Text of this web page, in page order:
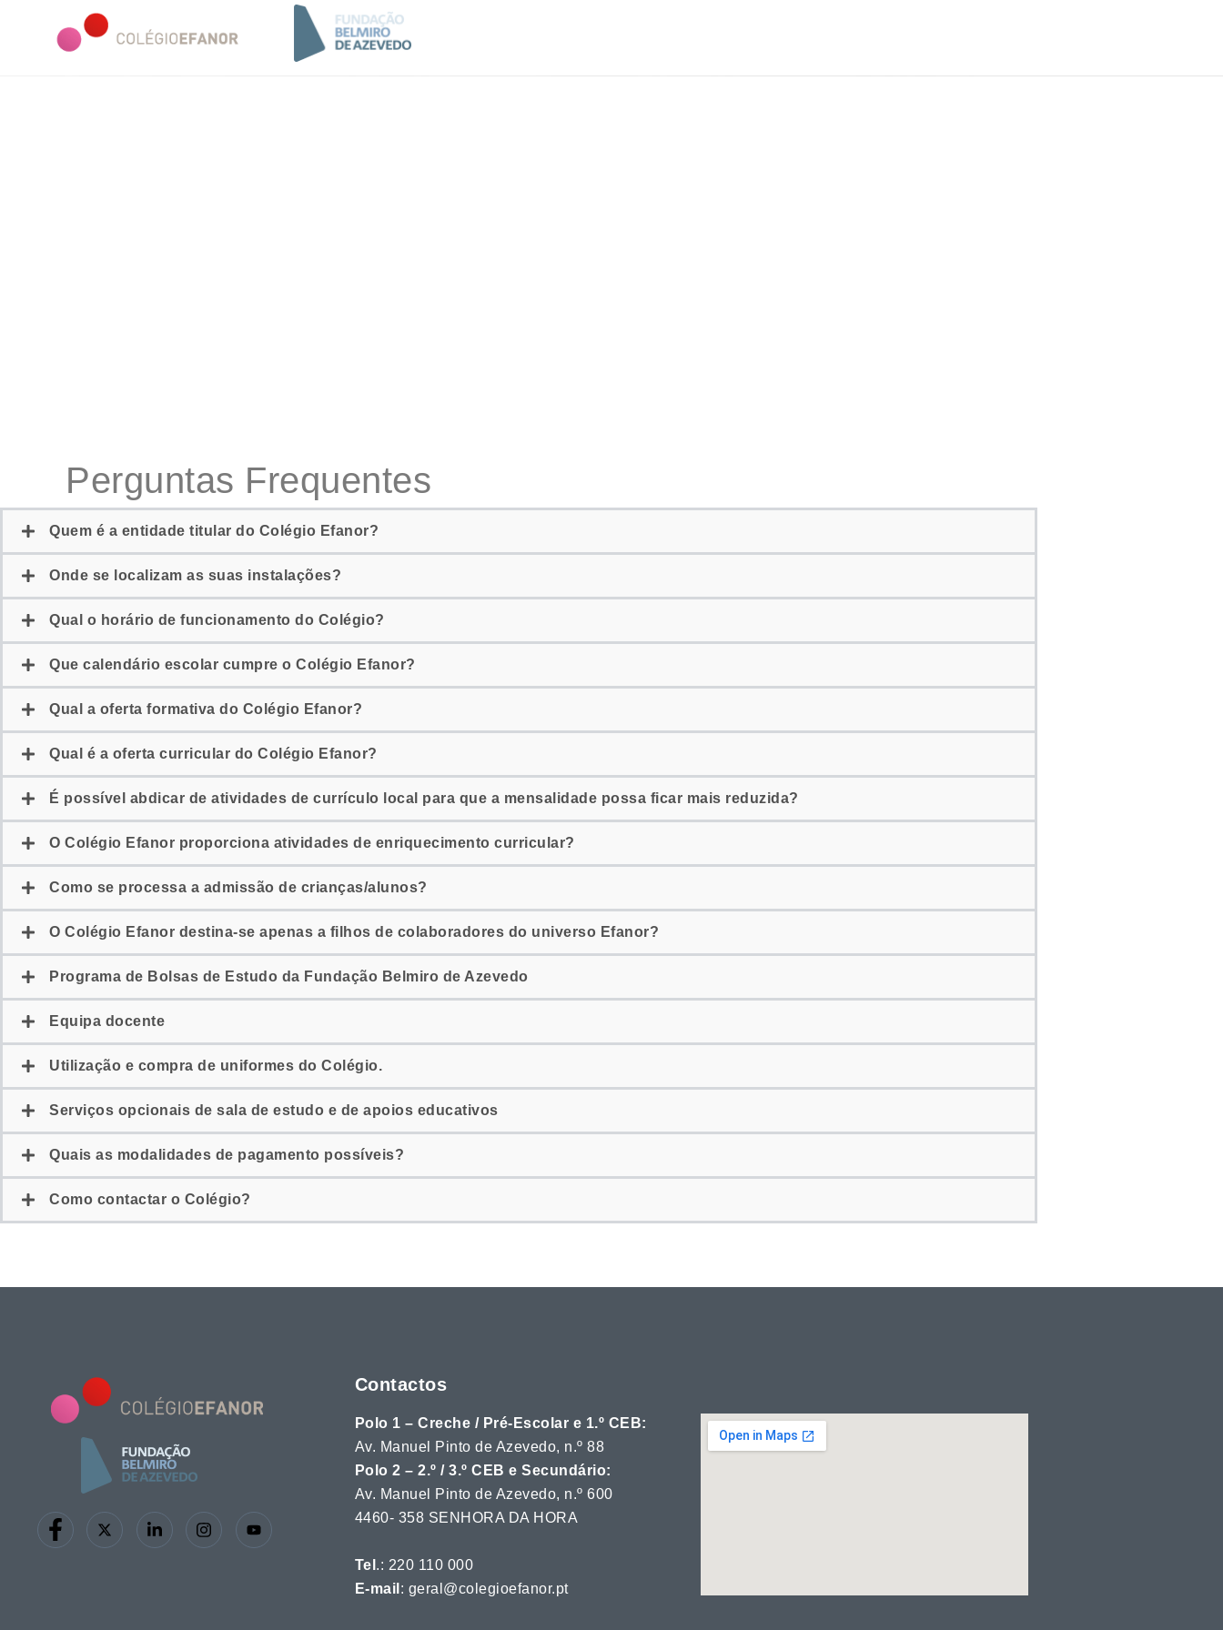
Perguntas Frequentes
Quem é a entidade titular do Colégio Efanor?
Onde se localizam as suas instalações?
Qual o horário de funcionamento do Colégio?
Que calendário escolar cumpre o Colégio Efanor?
Qual a oferta formativa do Colégio Efanor?
Qual é a oferta curricular do Colégio Efanor?
É possível abdicar de atividades de currículo local para que a mensalidade possa ficar mais reduzida?
O Colégio Efanor proporciona atividades de enriquecimento curricular?
Como se processa a admissão de crianças/alunos?
O Colégio Efanor destina-se apenas a filhos de colaboradores do universo Efanor?
Programa de Bolsas de Estudo da Fundação Belmiro de Azevedo
Equipa docente
Utilização e compra de uniformes do Colégio.
Serviços opcionais de sala de estudo e de apoios educativos
Quais as modalidades de pagamento possíveis?
Como contactar o Colégio?
Contactos
Polo 1 – Creche / Pré-Escolar e 1.º CEB:
Av. Manuel Pinto de Azevedo, n.º 88
Polo 2 – 2.º / 3.º CEB e Secundário:
Av. Manuel Pinto de Azevedo, n.º 600
4460- 358 SENHORA DA HORA
Tel .: 220 110 000
E-mail : geral@colegioefanor.pt